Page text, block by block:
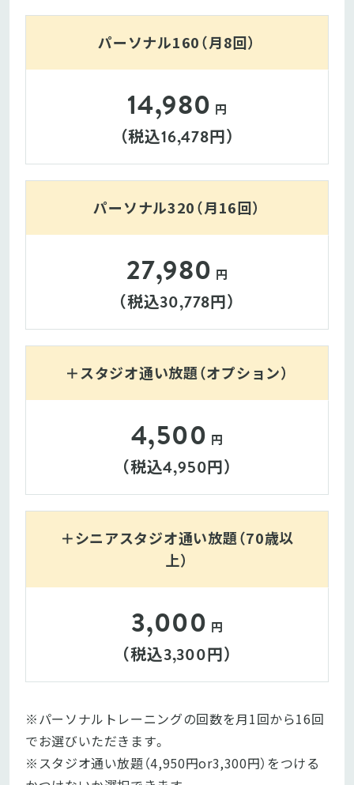
パーソナル160（月8回）
14,980 円
（税込16,478円）
パーソナル320（月16回）
27,980 円
（税込30,778円）
＋スタジオ通い放題（オプション）
4,500 円
（税込4,950円）
＋シニアスタジオ通い放題（70歳以
上）
3,000 円
（税込3,300円）
※パーソナルトレーニングの回数を月1回から16回
でお選びいただきます。
※スタジオ通い放題（4,950円or3,300円）をつける